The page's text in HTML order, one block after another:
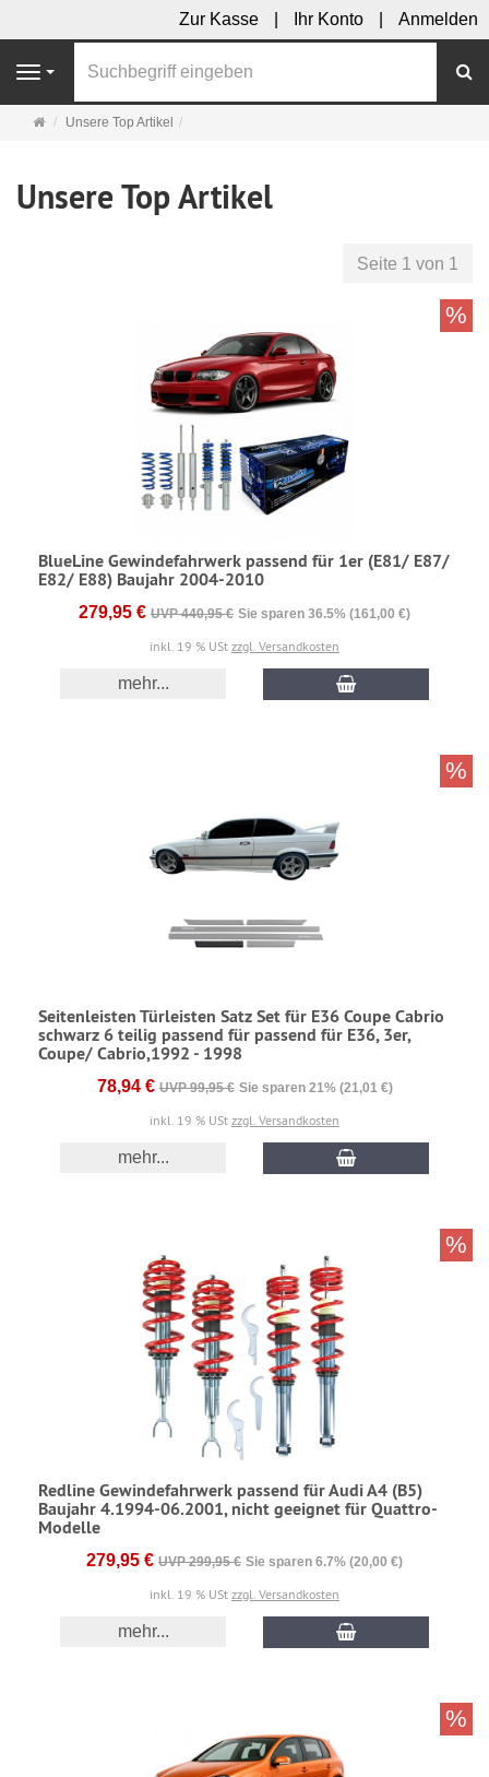
Zur Kasse Ihr Konto Anmelden
Navigation
Startseite
Unsere Top Artikel
Unsere Top Artikel
Seite 1 von 1
BlueLine Gewindefahrwerk passend für 1er (E81/ E87/
E82/ E88) Baujahr 2004-2010
279,95 € UVP 440,95 € Sie sparen 36.5% (161,00 €)
inkl. 19 % USt zzgl. Versandkosten
mehr...
%
Seitenleisten Türleisten Satz Set für E36 Coupe Cabrio
schwarz 6 teilig passend für passend für E36, 3er,
Coupe/ Cabrio,1992 - 1998
78,94 € UVP 99,95 € Sie sparen 21% (21,01 €)
inkl. 19 % USt zzgl. Versandkosten
mehr...
%
Redline Gewindefahrwerk passend für Audi A4 (B5)
Baujahr 4.1994-06.2001, nicht geeignet für Quattro-
Modelle
279,95 € UVP 299,95 € Sie sparen 6.7% (20,00 €)
inkl. 19 % USt zzgl. Versandkosten
mehr...
%
%